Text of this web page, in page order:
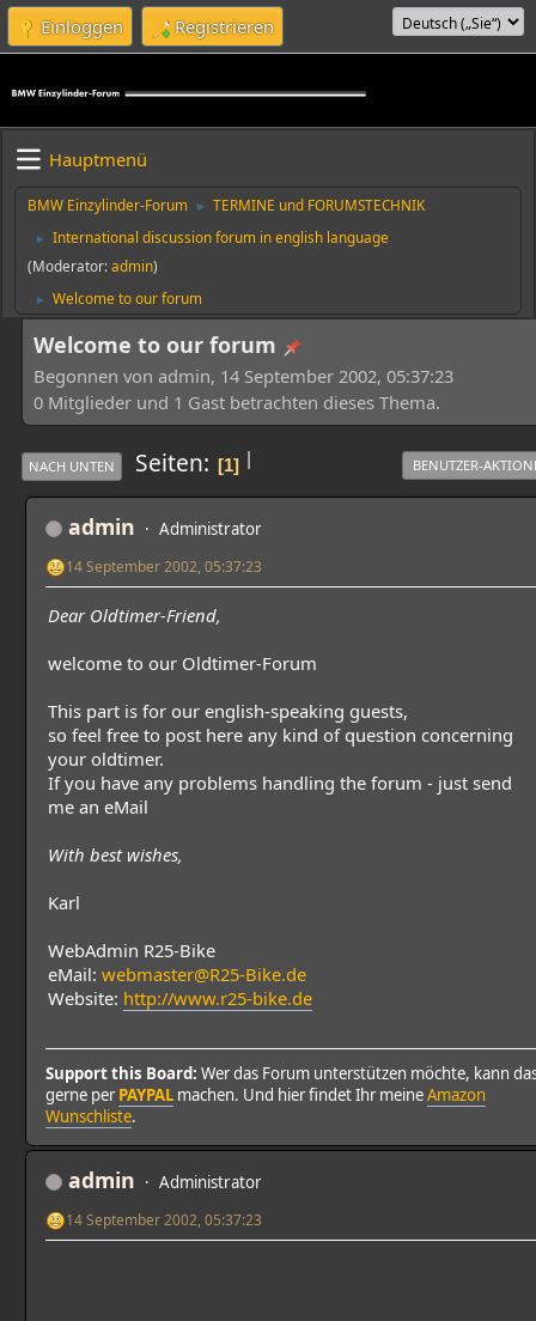
Einloggen Registrieren
Hauptmenü
BMW Einzylinder-Forum ► TERMINE und FORUMSTECHNIK
►
International discussion forum in english language
(Moderator:admin)
► Welcome to our forum
Welcome to our forum
Begonnen von admin, 14 September 2002, 05:37:23
0 Mitglieder und 1 Gast betrachten dieses Thema.
|
NACH UNTEN Seiten 1 BENUTZER-
admin Administrator
14 September 2002, 05:37:23
Dear Oldtimer-Friend,
welcome to our Oldtimer-Forum
This part is for our english-speaking guests,
so feel free to post here any kind of question concerning
your oldtimer.
If you have any problems handling the forum - just send
me an eMail
With best wishes,
Karl
WebAdmin R25-Bike
eMail: webmaster@R25-Bike.de
Website: http://www.r25-bike.de
Support this Board: Wer das Forum unterstützen möchte, kann
gerne perPAYPAL machen. Und hier findet Ihr meineAmazon
Wunschliste.
admin Administrator
14 September 2002, 05:37:23